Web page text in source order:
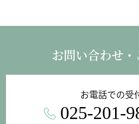
お問い合わせ
お電話での受
025-201-